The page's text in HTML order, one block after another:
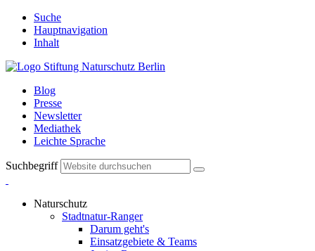
Suche
Hauptnavigation
Inhalt
Blog
Presse
Newsletter
Mediathek
Leichte Sprache
Suchbegriff
Naturschutz
Stadtnatur-Ranger
Darum geht's
Einsatzgebiete & Teams